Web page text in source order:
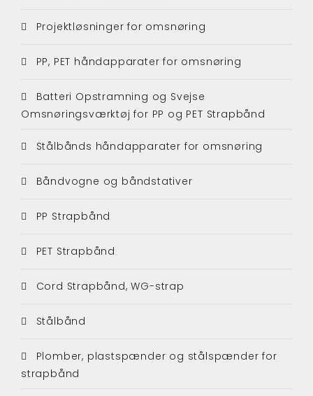
Projektløsninger for omsnøring
PP, PET håndapparater for omsnøring
Batteri Opstramning og Svejse
Omsnøringsværktøj for PP og PET Strapbånd
Stålbånds håndapparater for omsnøring
Båndvogne og båndstativer
PP Strapbånd
PET Strapbånd
Cord Strapbånd, WG-strap
Stålbånd
Plomber, plastspænder og stålspænder for
strapbånd